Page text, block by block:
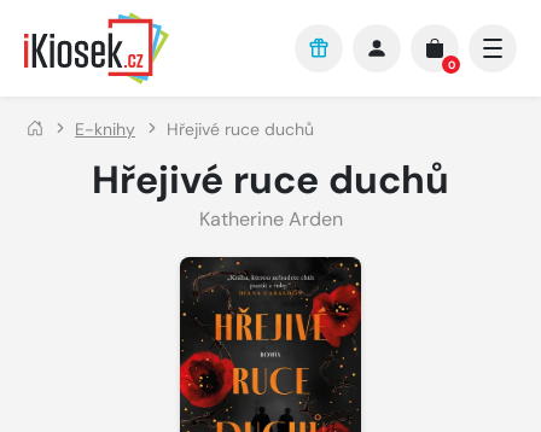
Přejít na hlavní obsah
0
E-knihy Hřejivé ruce duchů
Hřejivé ruce duchů
Katherine Arden